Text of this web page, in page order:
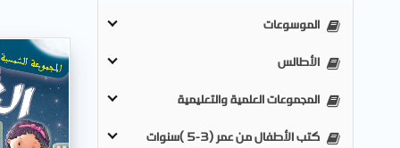
الموسوعات
الأطالس
المجموعات العلمية والتعليمية
كتب الأطفال من عمر (3-5 )سنوات